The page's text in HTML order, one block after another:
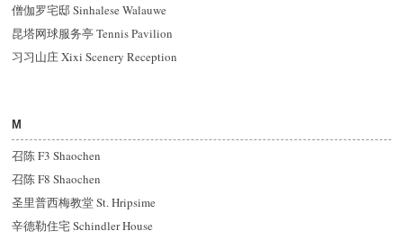
僧伽罗宅邸 Sinhalese Walauwe
昆塔网球服务亭 Tennis Pavilion
习习山庄 Xixi Scenery Reception
M
召陈 F3 Shaochen
召陈 F8 Shaochen
圣里普西梅教堂 St. Hripsime
辛德勒住宅 Schindler House